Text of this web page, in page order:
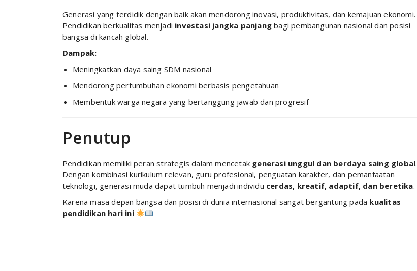
Generasi yang terdidik dengan baik akan mendorong inovasi, produktivitas, dan kemajuan ekonomi.
Pendidikan berkualitas menjadi investasi jangka panjang bagi pembangunan nasional dan posisi
bangsa di kancah global.
Dampak:
Meningkatkan daya saing SDM nasional
Mendorong pertumbuhan ekonomi berbasis pengetahuan
Membentuk warga negara yang bertanggung jawab dan progresif
Penutup
Pendidikan memiliki peran strategis dalam mencetak generasi unggul dan berdaya saing global.
Dengan kombinasi kurikulum relevan, guru profesional, penguatan karakter, dan pemanfaatan
teknologi, generasi muda dapat tumbuh menjadi individu cerdas, kreatif, adaptif, dan beretika.
Karena masa depan bangsa dan posisi di dunia internasional sangat bergantung pada kualitas
pendidikan hari ini